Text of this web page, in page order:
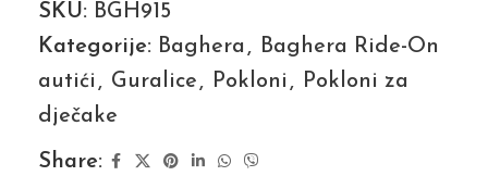
SKU: BGH915
Kategorije: Baghera , Baghera Ride-On
autići , Guralice , Pokloni , Pokloni za
dječake
Share: